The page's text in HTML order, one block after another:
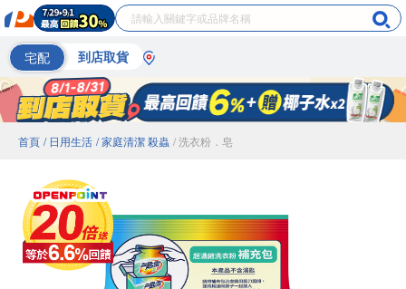
宅配 到店取貨
首頁 / 日用生活 / 家庭清潔 殺蟲 / 洗衣粉．皂